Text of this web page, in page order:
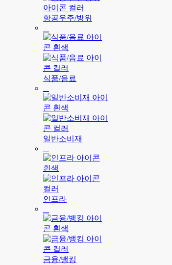
항공우주/방위
식품/음료
일반소비재
인프라
금융/뱅킹